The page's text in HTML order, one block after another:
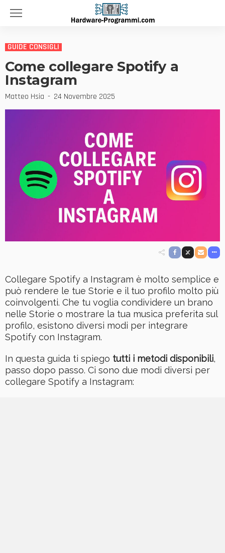
GUIDE CONSIGLI
Come collegare Spotify a
Instagram
Matteo Hsia 24 Novembre 2025
Collegare Spotify a Instagram è molto semplice e
può rendere le tue Storie e il tuo profilo molto più
coinvolgenti. Che tu voglia condividere un brano
nelle Storie o mostrare la tua musica preferita sul
profilo, esistono diversi modi per integrare
Spotify con Instagram.
In questa guida ti spiego tutti i metodi disponibili,
passo dopo passo. Ci sono due modi diversi per
collegare Spotify a Instagram: